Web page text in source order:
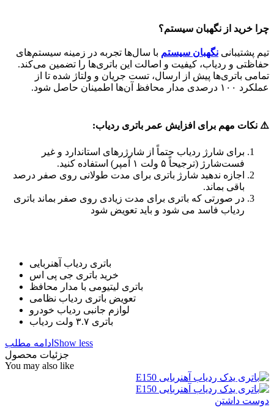
چرا خرید از نگهبان سیستم؟
تیم پشتیبانی نگهبان سیستم با سال‌ها تجربه در زمینه سیستم‌های
حفاظتی و ردیاب، کیفیت و اصالت این باتری‌ها را تضمین می‌کند.
تمامی باتری‌ها پیش از ارسال، تست جریان و ولتاژ شده تا از
عملکرد ۱۰۰ درصدی مدار محافظ آن‌ها اطمینان حاصل شود.
⚠️ نکات مهم برای افزایش عمر باتری ردیاب:
برای شارژ ردیاب حتماً از شارژرهای استاندارد و غیر
فست‌شارژ (ترجیحاً ۵ ولت ۱ آمپر) استفاده کنید.
اجازه ندهید شارژ باتری برای مدت طولانی روی صفر درصد
باقی بماند.
در صورتی که باتری برای مدت زیادی روی صفر بماند باتری
ردیاب فاسد می شود و باید تعویض شود
باتری ردیاب آهنربایی
خرید باتری جی پی اس
باتری لیتیومی با مدار محافظ
تعویض باتری ردیاب نظامی
لوازم جانبی ردیاب خودرو
باتری ۳.۷ ولت ردیاب
ادامه مطلب Show less
جزئیات محصول
You may also like
دوست داشتن